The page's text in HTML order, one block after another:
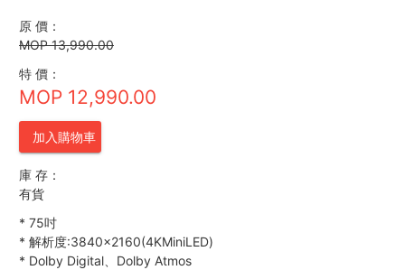
原 價：
MOP 13,990.00
特 價：
MOP 12,990.00
加入購物車
庫 存：
有貨
* 75吋
* 解析度:3840×2160(4KMiniLED)
* Dolby Digital、Dolby Atmos